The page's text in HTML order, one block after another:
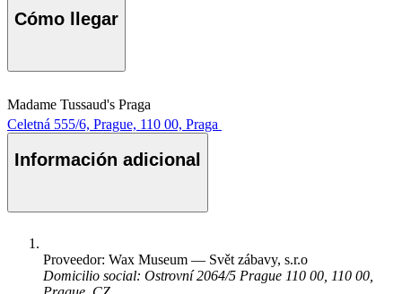
Cómo llegar
Madame Tussaud's Praga
Celetná 555/6, Prague, 110 00, Praga
Información adicional
Proveedor: Wax Museum — Svět zábavy, s.r.o
Domicilio social: Ostrovní 2064/5 Prague 110 00, 110 00,